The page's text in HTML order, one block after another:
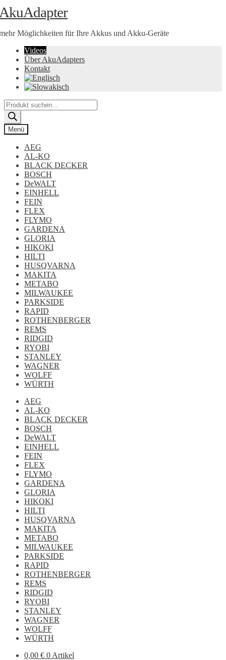
Zur
Navigation
Zum
Inhalt
Möglichkeiten für Ihre Akkus und Akku-Geräte
Videos
Über AkuAdapters
Kontakt
Products
search
Menü
AEG
AL-KO
BLACK DECKER
BOSCH
DeWALT
EINHELL
FEIN
FLEX
FLYMO
GARDENA
GLORIA
HIKOKI
HILTI
HUSQVARNA
MAKITA
METABO
MILWAUKEE
PARKSIDE
RAPID
ROTHENBERGER
REMS
RIDGID
RYOBI
STANLEY
WAGNER
WOLFF
WÜRTH
AEG
AL-KO
BLACK DECKER
BOSCH
DeWALT
EINHELL
FEIN
FLEX
FLYMO
GARDENA
GLORIA
HIKOKI
HILTI
HUSQVARNA
MAKITA
METABO
MILWAUKEE
PARKSIDE
RAPID
ROTHENBERGER
REMS
RIDGID
RYOBI
STANLEY
WAGNER
WOLFF
WÜRTH
0,00 € 0 Artikel